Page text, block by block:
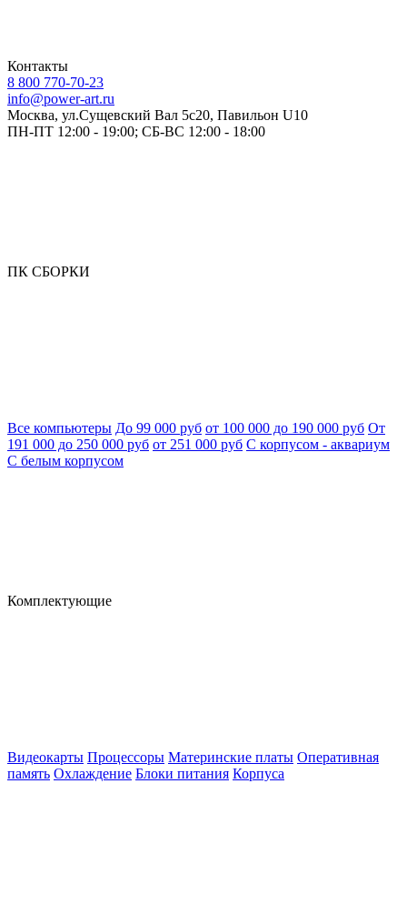
Контакты
8 800 770-70-23
info@power-art.ru
Москва, ул.Сущевский Вал 5с20, Павильон U10
ПН-ПТ 12:00 - 19:00; СБ-ВС 12:00 - 18:00
ПК СБОРКИ
Все компьютеры До 99 000 руб от 100 000 до 190 000 руб От
191 000 до 250 000 руб от 251 000 руб С корпусом - аквариум
С белым корпусом
Комплектующие
Видеокарты Процессоры Материнские платы Оперативная
память Охлаждение Блоки питания Корпуса